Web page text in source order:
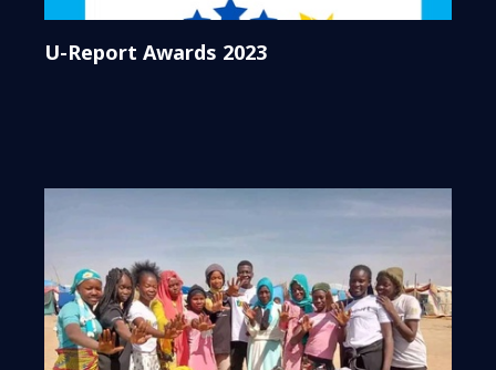
U-Report Awards 2023